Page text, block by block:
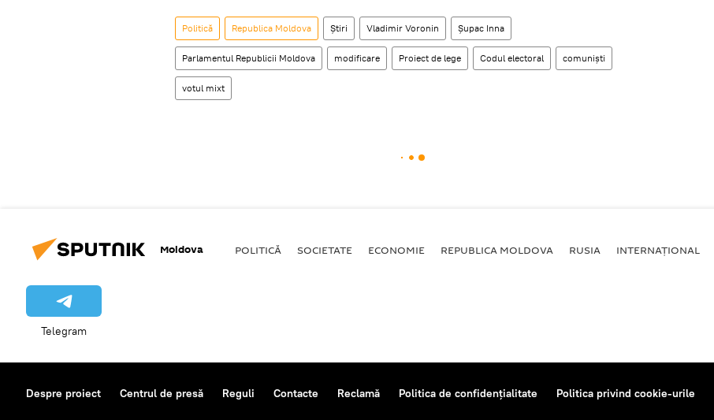
Politică Republica Moldova Știri Vladimir Voronin Șupac Inna
Parlamentul Republicii Moldova modificare Proiect de lege Codul electoral comuniști
votul mixt
Moldova POLITICĂ SOCIETATE ECONOMIE REPUBLICA MOLDOVA RUSIA INTERNAȚIONAL
Telegram
Despre proiect Centrul de presă Reguli Contacte Reclamă Politica de confidențialitate Politica privind cookie-urile